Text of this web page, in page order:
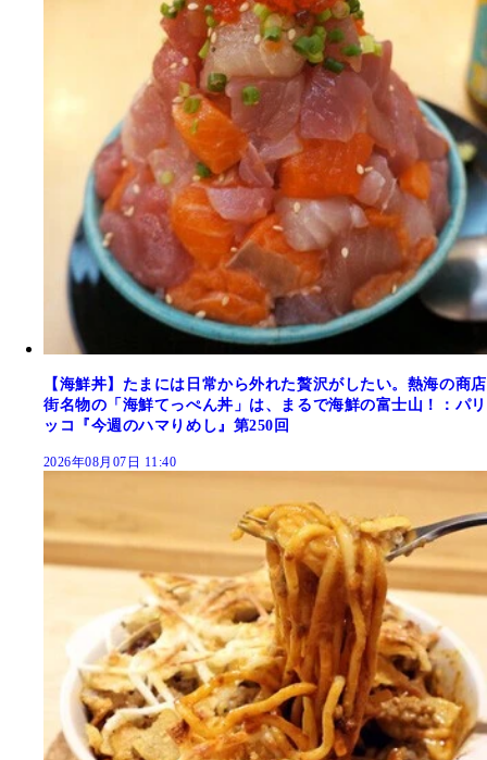
【海鮮丼】たまには日常から外れた贅沢がしたい。熱海の商店
街名物の「海鮮てっぺん丼」は、まるで海鮮の富士山！：パリ
ッコ『今週のハマりめし』第250回
2026年08月07日 11:40